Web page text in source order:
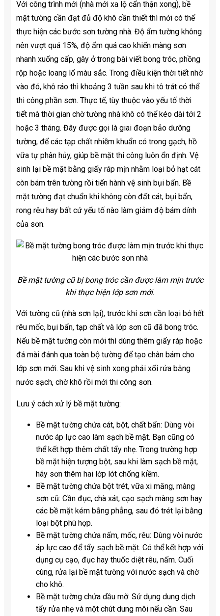
Với công trình mới (nhà mới xa lộ cẩn thận xong), bề
mặt tường cần đạt đủ độ khô cần thiết thì mới có thể
thực hiện các bước sơn tường nhà. Độ ẩm tường không
nên vượt quá 15%, độ ẩm quá cao khiến màng sơn
nhanh xuống cấp, gây ở trong bài viết bong tróc, phồng
rộp hoặc loang lổ màu sắc. Trong điều kiện thời tiết nhờ
vào đó, khô ráo thì khoảng 3 tuần sau khi tô trát có thể
thi công phần sơn. Thực tế, tùy thuộc vào yếu tố thời
tiết mà thời gian chờ tường nhà khô có thể kéo dài tới 2
hoặc 3 tháng. Đây được gọi là giai đoạn bảo dưỡng
tường, để các tạp chất nhiễm khuẩn có trong gạch, hồ
vữa tự phân hủy, giúp bề mặt thi công luôn ổn định. Vệ
sinh lại bề mặt bằng giấy ráp mịn nhằm loại bỏ hạt cát
còn bám trên tường rồi tiến hành vệ sinh bụi bẩn. Bề
mặt tường đạt chuẩn khi không còn đất cát, bụi bẩn,
rong rêu hay bất cứ yếu tố nào làm giảm độ bám dính
của sơn.
Bề mặt tường cũ bị bong tróc cần được làm mịn trước
khi thực hiện lớp sơn mới.
Với tường cũ (nhà sơn lại), trước khi sơn cần loại bỏ hết
rêu mốc, bụi bẩn, tạp chất và lớp sơn cũ đã bong tróc.
Nếu bề mặt tường còn mới thì dùng thêm giấy ráp hoặc
đá mài đánh qua toàn bộ tường để tạo chân bám cho
lớp sơn mới. Sau khi vệ sinh xong phải xối rửa bằng
nước sạch, chờ khô rồi mới thi công sơn.
Lưu ý cách xử lý bề mặt tường:
Bề mặt tường chứa cát, bột, chất bẩn: Dùng vòi
nước áp lực cao làm sạch bề mặt. Bạn cũng có
thể kết hợp thêm chất tẩy nhẹ. Trong trường hợp
bề mặt hiện tượng bột, sau khi làm sạch bề mặt,
hãy sơn thêm hai lớp lót chống kiềm.
Bề mặt tường chứa bột trét, vữa xi măng, màng
sơn cũ: Cần đục, chà xát, cạo sạch màng sơn hay
các bề mặt kém bằng phẳng, sau đó trét lại bằng
loại bột phù hợp.
Bề mặt tường chứa nấm, mốc, rêu: Dùng vòi nước
áp lực cao để tẩy sạch bề mặt. Có thể kết hợp với
dụng cụ cạo, đục hay thuốc diệt rêu, nấm. Cuối
cùng, rửa lại bề mặt tường với nước sạch và chờ
cho khô.
Bề mặt tường chứa dầu mỡ: Sử dụng dung dịch
tẩy rửa nhẹ và một chút dung môi nếu cần. Sau